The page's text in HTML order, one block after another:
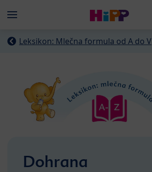
Menü
Leksikon: Mlečna formula od A do V
Dohrana